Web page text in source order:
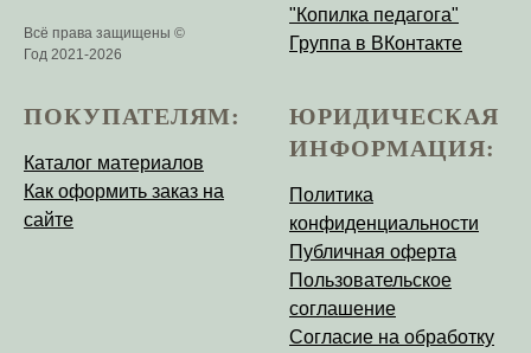
Всё права защищены ©
Год 2021-2026
"Копилка педагога"
Группа в ВКонтакте
ПОКУПАТЕЛЯМ:
Каталог материалов
Как оформить заказ на
сайте
ЮРИДИЧЕСКАЯ
ИНФОРМАЦИЯ:
Политика
конфиденциальности
Публичная оферта
Пользовательское
соглашение
Согласие на обработку